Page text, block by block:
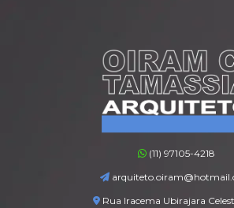
(11) 97105-4218
Rua Iracema Ubirajara